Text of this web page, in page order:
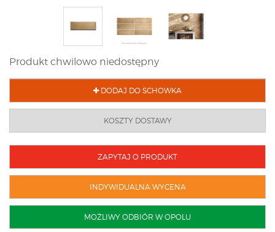
Produkt chwilowo niedostępny
DODAJ DO SCHOWKA
KOSZTY DOSTAWY
ZAPYTAJ O PRODUKT
INDYWIDUALNA WYCENA
MOŻLIWY ODBIÓR W OPOLU